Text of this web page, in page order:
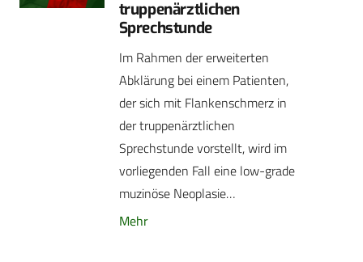
truppenärztlichen
Sprechstunde
Im Rahmen der erweiterten
Abklärung bei einem Patienten,
der sich mit Flankenschmerz in
der truppenärztlichen
Sprechstunde vorstellt, wird im
vorliegenden Fall eine low-grade
muzinöse Neoplasie…
Mehr